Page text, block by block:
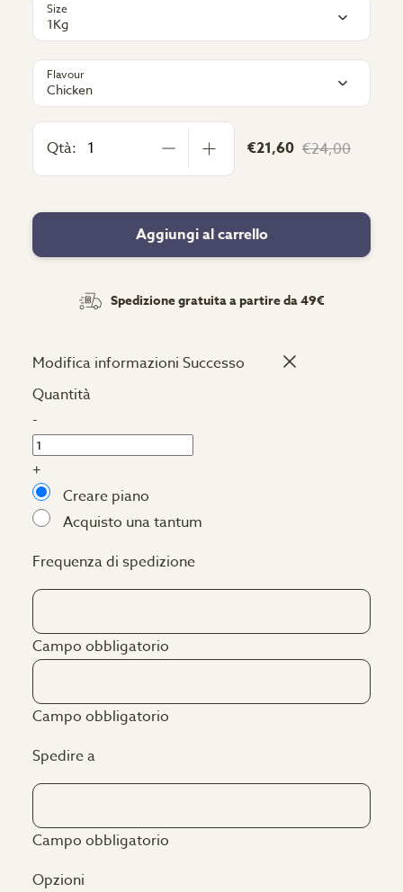
Size
1Kg
Flavour
Chicken
Qtà: €21,60 €24,00
Aggiungi al carrello
Spedizione gratuita a partire da 49€
Modifica informazioni Successo
Quantità
-
+
Creare piano
Acquisto una tantum
Frequenza di spedizione
Campo obbligatorio
Campo obbligatorio
Spedire a
Campo obbligatorio
Opzioni